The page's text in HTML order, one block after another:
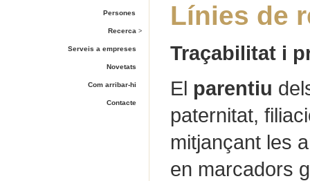
Persones
Recerca >
Serveis a empreses
Novetats
Com arribar-hi
Contacte
Línies de
Traçabilitat i
El parentiu
paternitat,
mitjançant les
en marcadors